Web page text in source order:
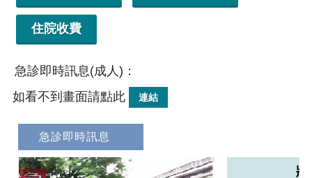
住院收費
急診即時訊息(成人)：
如看不到畫面請點此
連結